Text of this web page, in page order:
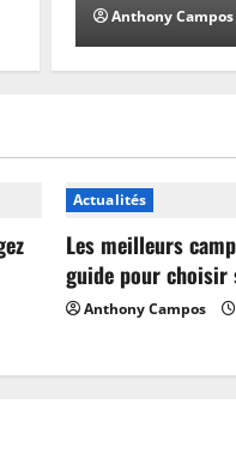
Anthony Campos
Actualités
Les meilleurs
guide pour choisir
Anthony Campos